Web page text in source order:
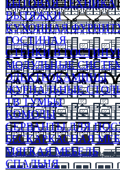
БЫТОВАЯ ТЕХНИКА
ВЫТЯЖКИ
КУХОННАЯ
ГОСТИНАЯ
СТЕНКИ В
МОДУЛЬНЫЕ
ЭЛЕКТРОКАМИНЫ
ЖУРНАЛЬНЫЕ
ТВ ТУМБЫ
КОМОДЫ
СЕРВАНТЫ ДЛЯ
БЕСКАРКАСНАЯ
МЯГКАЯ МЕБЕЛЬ
СПАЛЬНЯ